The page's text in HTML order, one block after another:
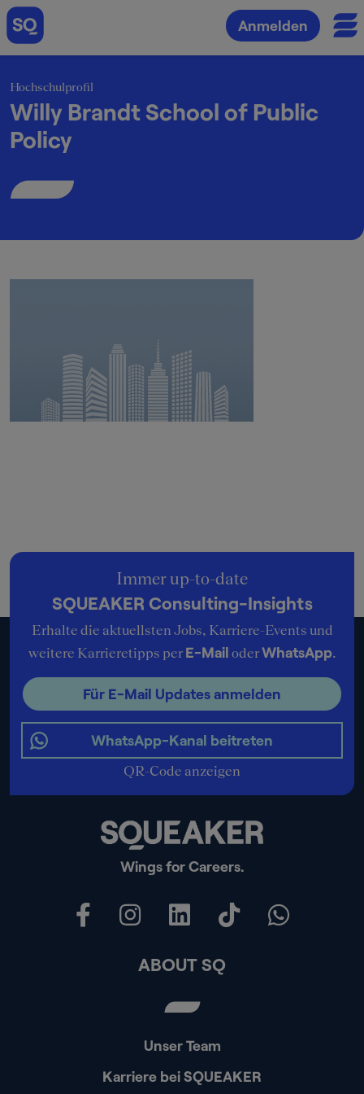
Anmelden
Hochschulprofil
Willy Brandt School of Public
Policy
Wings for Careers.
Immer up-to-date
SQUEAKER Consulting-Insights
Erhalte die aktuellsten Jobs, Karriere-Events und
weitere Karrieretipps per E-Mail oderWhatsApp.
Für E-Mail Updates anmelden
WhatsApp-Kanal beitreten
QR-Code anzeigen
ABOUT SQ
Unser Team
Karriere bei SQUEAKER